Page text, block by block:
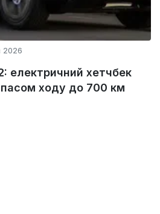
2026
електричний хетчбек
ходу до 700 км